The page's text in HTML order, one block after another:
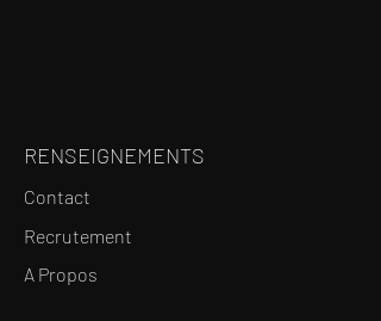
RENSEIGNEMENTS
Contact
Recrutement
A Propos